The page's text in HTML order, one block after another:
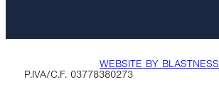
P.IVA/C.F. 03778380273
WEBSITE BY BLASTNESS